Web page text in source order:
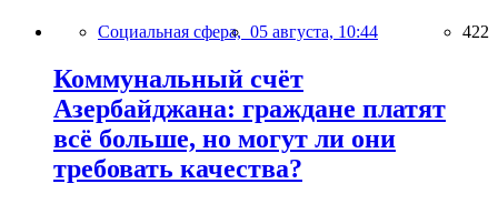
Социальная сфера, 05 августа, 10:44 422
Коммунальный счёт
Азербайджана: граждане платят
всё больше, но могут ли они
требовать качества?